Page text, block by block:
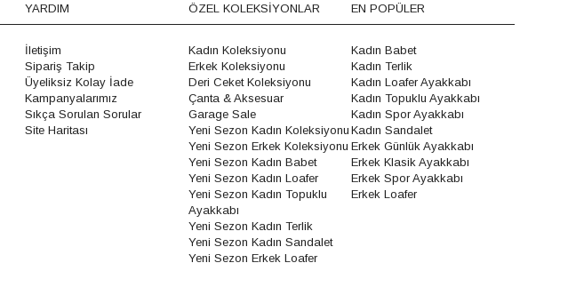
YARDIM
İletişim
Sipariş Takip
Üyeliksiz Kolay İade
Kampanyalarımız
Sıkça Sorulan Sorular
Site Haritası
ÖZEL KOLEKSİYONLAR
Kadın Koleksiyonu
Erkek Koleksiyonu
Deri Ceket Koleksiyonu
Çanta & Aksesuar
Garage Sale
Yeni Sezon Kadın Koleksiyonu
Yeni Sezon Erkek Koleksiyonu
Yeni Sezon Kadın Babet
Yeni Sezon Kadın Loafer
Yeni Sezon Kadın Topuklu
Ayakkabı
Yeni Sezon Kadın Terlik
Yeni Sezon Kadın Sandalet
Yeni Sezon Erkek Loafer
EN POPÜLER
Kadın Babet
Kadın Terlik
Kadın Loafer Ayakkabı
Kadın Topuklu Ayakkabı
Kadın Spor Ayakkabı
Kadın Sandalet
Erkek Günlük Ayakkabı
Erkek Klasik Ayakkabı
Erkek Spor Ayakkabı
Erkek Loafer